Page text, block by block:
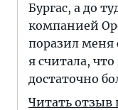
Бургас, а до
компанией
поразил меня
я считала,
достаточно
Читать отзыв